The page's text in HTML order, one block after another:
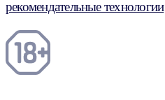
рекомендательные технологии